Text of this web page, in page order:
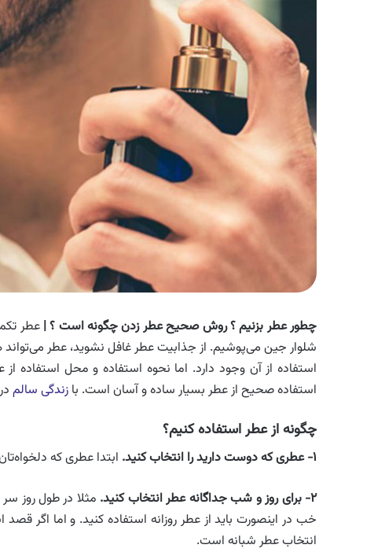
چطور عطر بزنیم ؟ روش صحیح عطر زدن چگونه است ؟ | عطر
شلوار جین می‌پوشیم. از جذابیت عطر غافل نشوید، عطر
استفاده از آن وجود دارد. اما نحوه استفاده و محل
استفاده صحیح از عطر بسیار ساده و آسان است. با زندگی سالم
چگونه از عطر استفاده کنیم؟
۱- عطری که دوست دارید را انتخاب کنید. ابتدا عطری که
۲- برای روز و شب جداگانه عطر انتخاب کنید.
مثلا در طول روز
خب در اینصورت باید از عطر روزانه استفاده کنید. و اما اگر
انتخاب عطر شبانه است.